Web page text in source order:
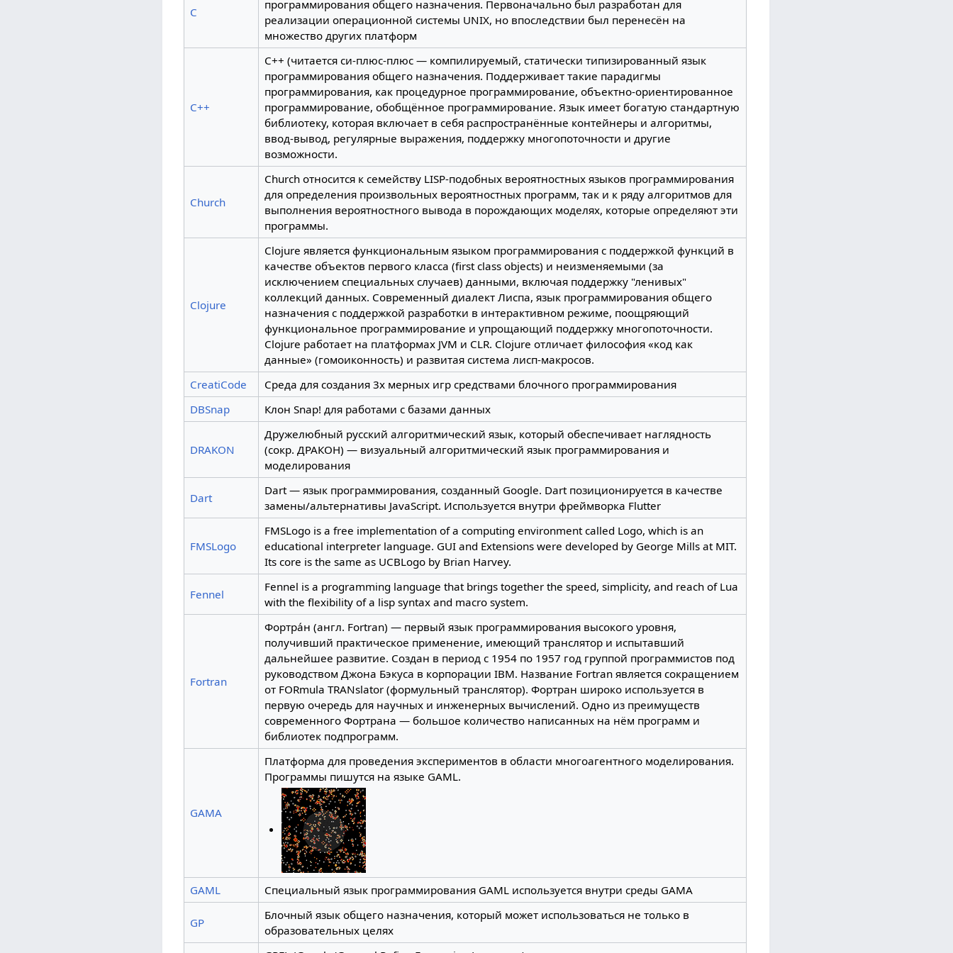
C
программирования общего назначения. Первоначально был разработан для
реализации операционной системы UNIX, но впоследствии был перенесён на
множество других платформ
C++
C++ (читается си-плюс-плюс — компилируемый, статически типизированный язык
программирования общего назначения. Поддерживает такие парадигмы
программирования, как процедурное программирование, объектно-ориентированное
программирование, обобщённое программирование. Язык имеет богатую стандартную
библиотеку, которая включает в себя распространённые контейнеры и алгоритмы,
ввод-вывод, регулярные выражения, поддержку многопоточности и другие
возможности.
Church
Church относится к семейству LISP-подобных вероятностных языков программирования
для определения произвольных вероятностных программ, так и к ряду алгоритмов для
выполнения вероятностного вывода в порождающих моделях, которые определяют эти
программы.
Clojure
Clojure является функциональным языком программирования с поддержкой функций в
качестве объектов первого класса (first class objects) и неизменяемыми (за
исключением специальных случаев) данными, включая поддержку "ленивых"
коллекций данных. Современный диалект Лиспа, язык программирования общего
назначения с поддержкой разработки в интерактивном режиме, поощряющий
функциональное программирование и упрощающий поддержку многопоточности.
Clojure работает на платформах JVM и CLR. Clojure отличает философия «код как
данные» (гомоиконность) и развитая система лисп-макросов.
CreatiCode
Среда для создания 3х мерных игр средствами блочного программирования
DBSnap
Клон Snap! для работами с базами данных
DRAKON
Дружелюбный русский алгоритмический язык, который обеспечивает наглядность
(сокр. ДРАКОН) — визуальный алгоритмический язык программирования и
моделирования
Dart
Dart — язык программирования, созданный Google. Dart позиционируется в качестве
замены/альтернативы JavaScript. Используется внутри фреймворка Flutter
FMSLogo
FMSLogo is a free implementation of a computing environment called Logo, which is an
educational interpreter language. GUI and Extensions were developed by George Mills at MIT.
Its core is the same as UCBLogo by Brian Harvey.
Fennel
Fennel is a programming language that brings together the speed, simplicity, and reach of Lua
with the flexibility of a lisp syntax and macro system.
Fortran
Фортра́н (англ. Fortran) — первый язык программирования высокого уровня,
получивший практическое применение, имеющий транслятор и испытавший
дальнейшее развитие. Создан в период с 1954 по 1957 год группой программистов под
руководством Джона Бэкуса в корпорации IBM. Название Fortran является сокращением
от FORmula TRANslator (формульный транслятор). Фортран широко используется в
первую очередь для научных и инженерных вычислений. Одно из преимуществ
современного Фортрана — большое количество написанных на нём программ и
библиотек подпрограмм.
GAMA
Платформа для проведения экспериментов в области многоагентного моделирования.
Программы пишутся на языке GAML.
GAML Специальный язык программирования GAML используется внутри среды GAMA
GP
Блочный язык общего назначения, который может использоваться не только в
образовательных целях